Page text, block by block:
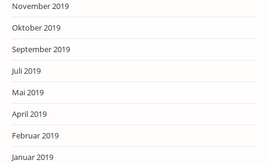
November 2019
Oktober 2019
September 2019
Juli 2019
Mai 2019
April 2019
Februar 2019
Januar 2019